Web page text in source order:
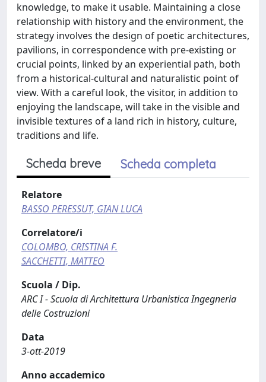
knowledge, to make it usable. Maintaining a close
relationship with history and the environment, the
strategy involves the design of poetic architectures,
pavilions, in correspondence with pre-existing or
crucial points, linked by an experiential path, both
from a historical-cultural and naturalistic point of
view. With a careful look, the visitor, in addition to
enjoying the landscape, will take in the visible and
invisible textures of a land rich in history, culture,
traditions and life.
Scheda breve Scheda completa
Relatore
BASSO PERESSUT, GIAN LUCA
Correlatore/i
COLOMBO, CRISTINA F.
SACCHETTI, MATTEO
Scuola / Dip.
ARC I - Scuola di Architettura Urbanistica Ingegneria
delle Costruzioni
Data
3-ott-2019
Anno accademico